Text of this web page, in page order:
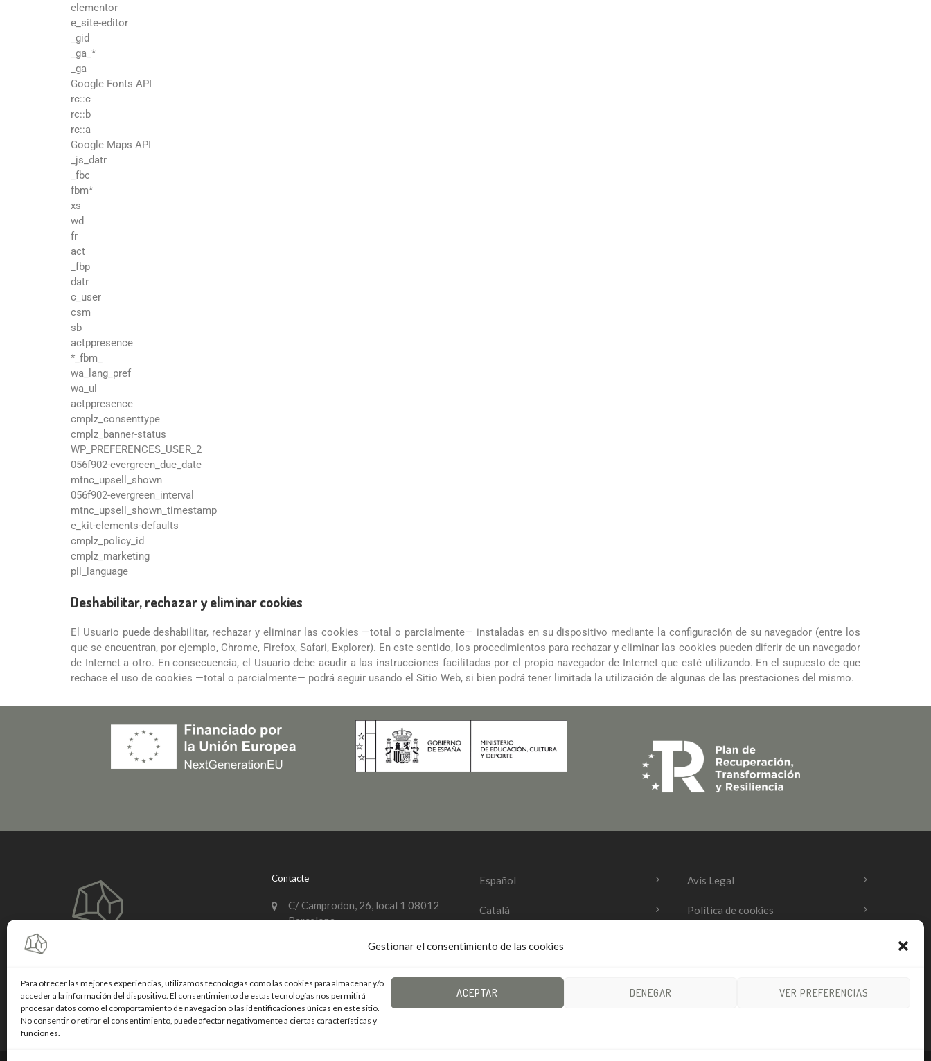
Gestionar el consentimiento de las cookies
Para ofrecer las mejores experiencias, utilizamos tecnologías como las cookies para almacenar y/o
acceder a la información del dispositivo. El consentimiento de estas tecnologías nos permitirá
procesar datos como el comportamiento de navegación o las identificaciones únicas en este sitio.
No consentir o retirar el consentimiento, puede afectar negativamente a ciertas características y
funciones.
ACEPTAR DENEGAR VER PREFERENCIAS
elementor
e_site-editor
_gid
_ga_*
_ga
Google Fonts API
rc::c
rc::b
rc::a
Google Maps API
_js_datr
_fbc
fbm*
xs
wd
fr
act
_fbp
datr
c_user
csm
sb
actppresence
*_fbm_
wa_lang_pref
wa_ul
actppresence
cmplz_consenttype
cmplz_banner-status
WP_PREFERENCES_USER_2
056f902-evergreen_due_date
mtnc_upsell_shown
056f902-evergreen_interval
mtnc_upsell_shown_timestamp
e_kit-elements-defaults
cmplz_policy_id
cmplz_marketing
pll_language
Deshabilitar, rechazar y eliminar cookies
El Usuario puede deshabilitar, rechazar y eliminar las cookies —total o parcialmente— instaladas en su dispositivo mediante la configuración de su navegador (entre los
que se encuentran, por ejemplo, Chrome, Firefox, Safari, Explorer). En este sentido, los procedimientos para rechazar y eliminar las cookies pueden diferir de un navegador
de Internet a otro. En consecuencia, el Usuario debe acudir a las instrucciones facilitadas por el propio navegador de Internet que esté utilizando. En el supuesto de que
rechace el uso de cookies —total o parcialmente— podrá seguir usando el Sitio Web, si bien podrá tener limitada la utilización de algunas de las prestaciones del mismo.
Contacte
C/ Camprodon, 26, local 1 08012
Barcelona
Linkedin / Landem
Español
Català
English
Avís Legal
Política de cookies